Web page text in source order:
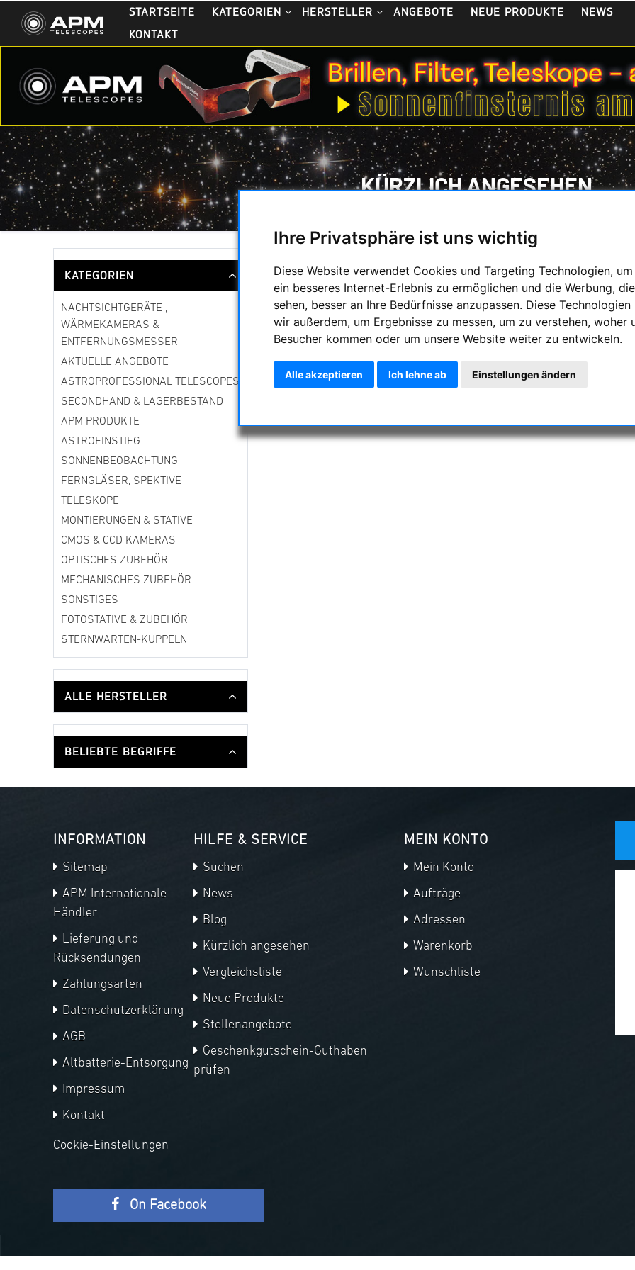
Ihre Privatsphäre ist uns wichtig
Diese Website verwendet Cookies und Targeting Technologien, um
ein besseres Internet-Erlebnis zu ermöglichen und die Werbung,
sehen, besser an Ihre Bedürfnisse anzupassen. Diese Technologien
wir außerdem, um Ergebnisse zu messen, um zu verstehen, woher
Besucher kommen oder um unsere Website weiter zu entwickeln.
Alle akzeptieren Ich lehne ab Einstellungen ändern
STARTSEITE KATEGORIEN HERSTELLER ANGEBOTE NEUE PRODUKTE
NEWS
KONTAKT
KÜRZLICH ANGESEHEN
KATEGORIEN
NACHTSICHTGERÄTE ,
WÄRMEKAMERAS &
ENTFERNUNGSMESSER
AKTUELLE ANGEBOTE
ASTROPROFESSIONAL TELESCOPES
SECONDHAND & LAGERBESTAND
APM PRODUKTE
ASTROEINSTIEG
SONNENBEOBACHTUNG
FERNGLÄSER, SPEKTIVE
TELESKOPE
MONTIERUNGEN & STATIVE
CMOS & CCD KAMERAS
OPTISCHES ZUBEHÖR
MECHANISCHES ZUBEHÖR
SONSTIGES
FOTOSTATIVE & ZUBEHÖR
STERNWARTEN-KUPPELN
ALLE HERSTELLER
BELIEBTE BEGRIFFE
INFORMATION
Sitemap
APM Internationale
Händler
Lieferung und
Rücksendungen
Zahlungsarten
Datenschutzerklärung
AGB
Altbatterie-Entsorgung
Impressum
Kontakt
HILFE & SERVICE
Suchen
News
Blog
Kürzlich angesehen
Vergleichsliste
Neue Produkte
Stellenangebote
Geschenkgutschein-Guthaben
prüfen
MEIN KONTO
Mein Konto
Aufträge
Adressen
Warenkorb
Wunschliste
Cookie-Einstellungen
On Facebook